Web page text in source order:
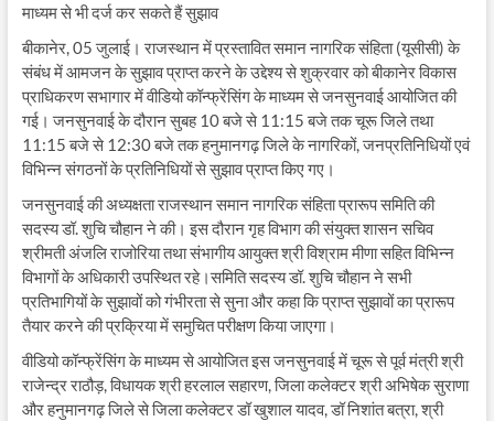
माध्यम से भी दर्ज कर सकते हैं सुझाव
बीकानेर, 05 जुलाई। राजस्थान में प्रस्तावित समान नागरिक संहिता (यूसीसी) के
संबंध में आमजन के सुझाव प्राप्त करने के उद्देश्य से शुक्रवार को बीकानेर विकास
प्राधिकरण सभागार में वीडियो कॉन्फ्रेंसिंग के माध्यम से जनसुनवाई आयोजित की
गई। जनसुनवाई के दौरान सुबह 10 बजे से 11:15 बजे तक चूरू जिले तथा
11:15 बजे से 12:30 बजे तक हनुमानगढ़ जिले के नागरिकों, जनप्रतिनिधियों एवं
विभिन्न संगठनों के प्रतिनिधियों से सुझाव प्राप्त किए गए।
जनसुनवाई की अध्यक्षता राजस्थान समान नागरिक संहिता प्रारूप समिति की
सदस्य डॉ. शुचि चौहान ने की। इस दौरान गृह विभाग की संयुक्त शासन सचिव
श्रीमती अंजलि राजोरिया तथा संभागीय आयुक्त श्री विश्राम मीणा सहित विभिन्न
विभागों के अधिकारी उपस्थित रहे।समिति सदस्य डॉ. शुचि चौहान ने सभी
प्रतिभागियों के सुझावों को गंभीरता से सुना और कहा कि प्राप्त सुझावों का प्रारूप
तैयार करने की प्रक्रिया में समुचित परीक्षण किया जाएगा।
वीडियो कॉन्फ्रेंसिंग के माध्यम से आयोजित इस जनसुनवाई में चूरू से पूर्व मंत्री श्री
राजेन्द्र राठौड़, विधायक श्री हरलाल सहारण, जिला कलेक्टर श्री अभिषेक सुराणा
और हनुमानगढ़ जिले से जिला कलेक्टर डॉ खुशाल यादव, डॉ निशांत बत्रा, श्री